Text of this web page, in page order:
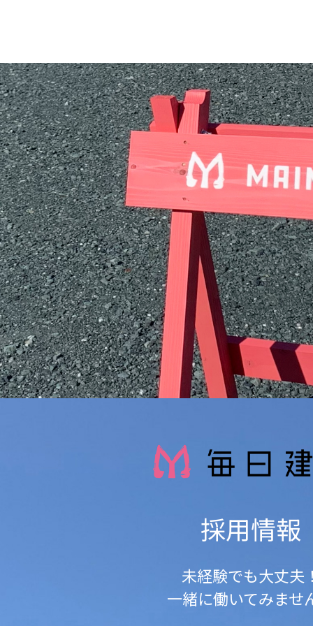
採用情報
未経験でも大丈夫
一緒に働いてみませ